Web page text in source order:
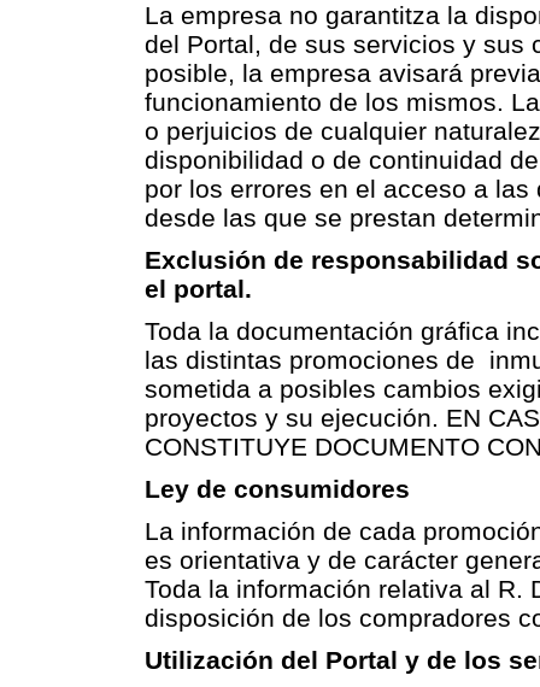
La empresa no garantitza la
del Portal, de sus servicios y sus
posible, la empresa avisará
funcionamiento de los mismos.
o perjuicios de cualquier
disponibilidad o de continuidad
por los errores en el acceso a
desde las que se prestan
Exclusión de responsabilidad
el portal.
Toda la documentación gráfica
las distintas promociones de
sometida a posibles cambios
proyectos y su ejecución. EN
CONSTITUYE DOCUMENTO
Ley de consumidores
La información de cada
es orientativa y de carácter
Toda la información relativa al R.
disposición de los compradores
Utilización del Portal y de los